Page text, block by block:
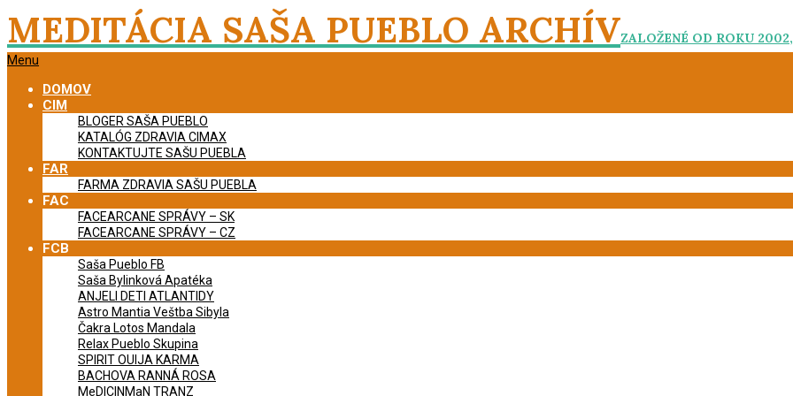
Skip
to
content
MEDITÁCIA SAŠA PUEBLO ARCHÍVZALOŽENÉ OD ROKU
Primary
Menu
Menu
DOMOV
CIM
BLOGER SAŠA PUEBLO
KATALÓG ZDRAVIA CIMAX
KONTAKTUJTE SAŠU PUEBLA
FAR
FARMA ZDRAVIA SAŠU PUEBLA
FAC
FACEARCANE SPRÁVY – SK
FACEARCANE SPRÁVY – CZ
FCB
Saša Pueblo FB
Saša Bylinková Apatéka
ANJELI DETI ATLANTIDY
Astro Mantia Veštba Sibyla
Čakra Lotos Mandala
Relax Pueblo Skupina
SPIRIT OUIJA KARMA
BACHOVA RANNÁ ROSA
MeDICINMaN TRANZ